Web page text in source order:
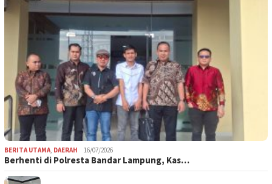
BERITA UTAMA, DAERAH 16/07/2026
Berhenti di Polresta Bandar Lampung, Kas…